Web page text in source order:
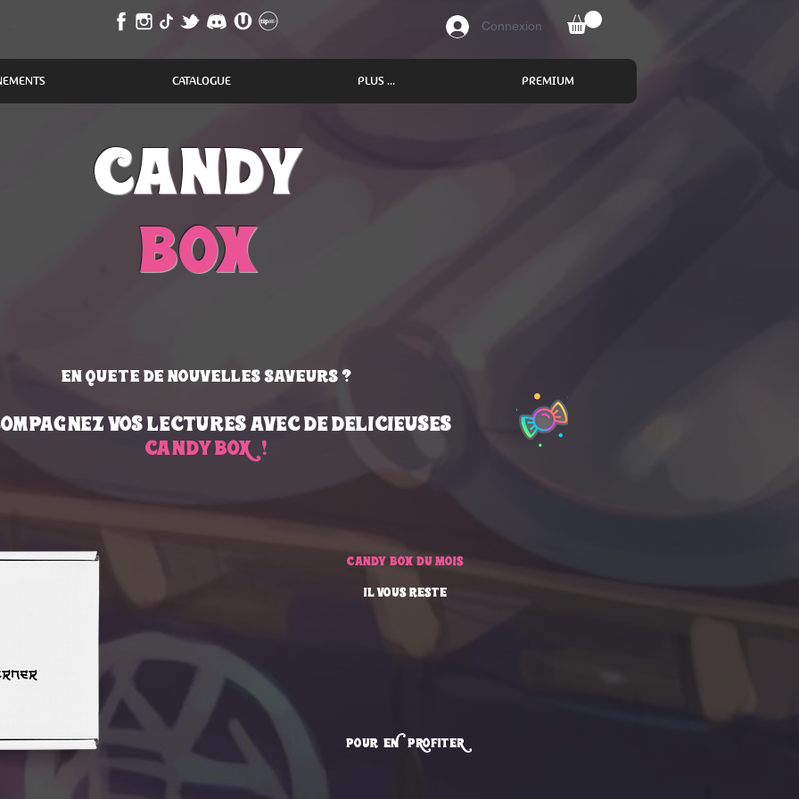
CATALOGUE PLUS ... PREMIUM
Connexion
candy
Box
En quEte de nouvelles saveurs ?
vos lectures avec de delicieuses
candy BOX !
candybox du mois
il vous reste
pour EN PROFITER